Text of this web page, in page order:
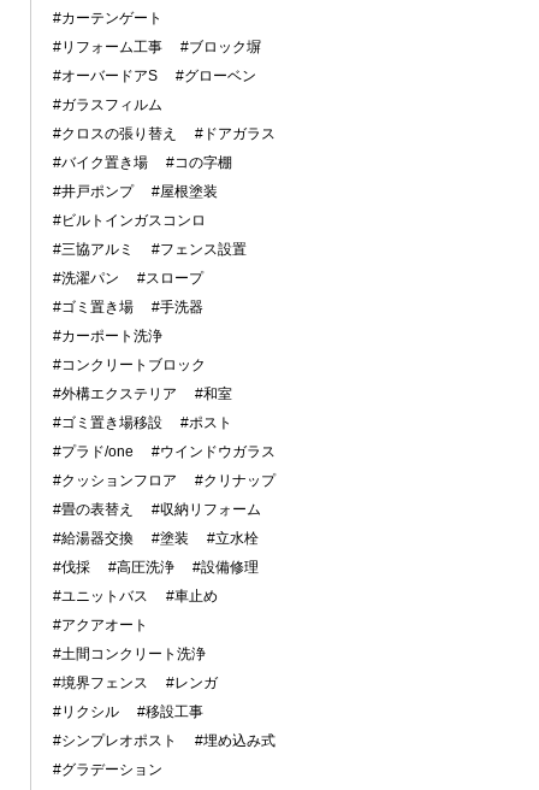
#カーテンゲート
#リフォーム工事
#ブロック塀
#オーバードアS
#グローベン
#ガラスフィルム
#クロスの張り替え
#ドアガラス
#バイク置き場
#コの字棚
#井戸ポンプ
#屋根塗装
#ビルトインガスコンロ
#三協アルミ
#フェンス設置
#洗濯パン
#スロープ
#ゴミ置き場
#手洗器
#カーポート洗浄
#コンクリートブロック
#外構エクステリア
#和室
#ゴミ置き場移設
#ポスト
#プラド/one
#ウインドウガラス
#クッションフロア
#クリナップ
#畳の表替え
#収納リフォーム
#給湯器交換
#塗装
#立水栓
#伐採
#高圧洗浄
#設備修理
#ユニットバス
#車止め
#アクアオート
#土間コンクリート洗浄
#境界フェンス
#レンガ
#リクシル
#移設工事
#シンプレオポスト
#埋め込み式
#グラデーション